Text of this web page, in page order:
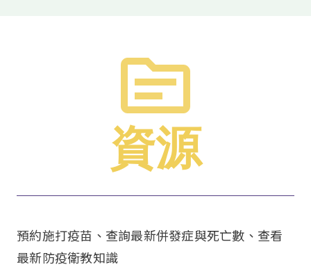
資源
預約施打疫苗、查詢最新併發症與死亡數、查看
最新防疫衛教知識